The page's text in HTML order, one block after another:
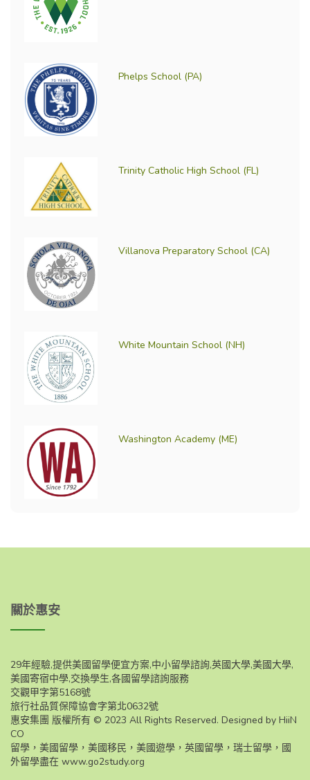
Phelps School (PA)
Trinity Catholic High School (FL)
Villanova Preparatory School (CA)
White Mountain School (NH)
Washington Academy (ME)
關於惠安
29年經驗,提供美國留學便宜方案,中小留學諮詢,英國大學,美國大學,
美國寄宿中學,交換學生,各國留學諮詢服務
交觀甲字第5168號
旅行社品質保障協會字第北0632號
惠安集團 版權所有 © 2023 All Rights Reserved. Designed by HiiN
CO
留學，美國留學，美國移民，美國遊學，英國留學，瑞士留學，國
外留學盡在 www.go2study.org